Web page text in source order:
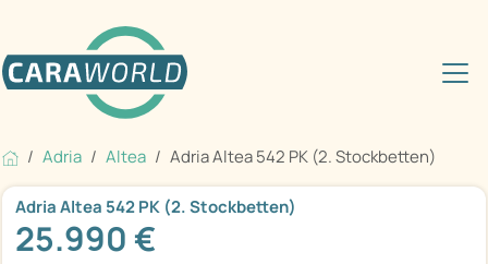
Adria Altea Adria Altea 542 PK (2. Stockbetten)
Adria Altea 542 PK (2. Stockbetten)
25.990 €